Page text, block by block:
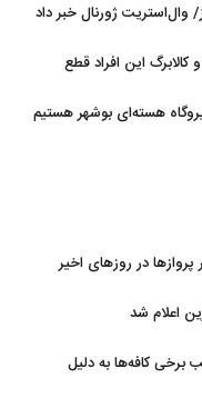
کالابرگ این افراد قطع
هسته‌ای بوشهر هستیم
پروازها در روزهای اخیر
اعلام شد
کافه‌ها به دلیل